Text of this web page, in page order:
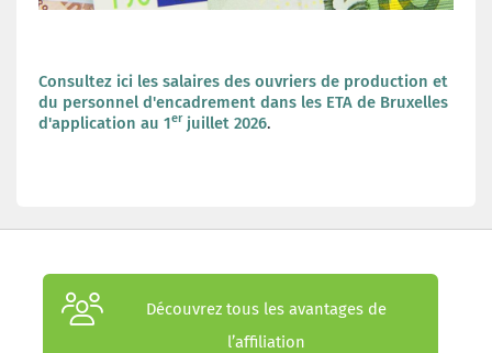
Consultez ici les salaires des ouvriers de production et
du personnel d'encadrement dans les ETA de Bruxelles
d'application au 1erjuillet 2026.
Découvrez tous les avantages de
l’affiliation